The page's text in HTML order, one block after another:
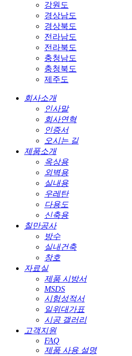
강원도
경상남도
경상북도
전라남도
전라북도
충청남도
충청북도
제주도
회사소개
인사말
회사연혁
인증서
오시는 길
제품소개
옥상용
외벽용
실내용
우레탄
다용도
신축용
칠만공사
방수
실내건축
창호
자료실
제품 시방서
MSDS
시험성적서
일위대가표
시공 갤러리
고객지원
FAQ
제품 사용 설명